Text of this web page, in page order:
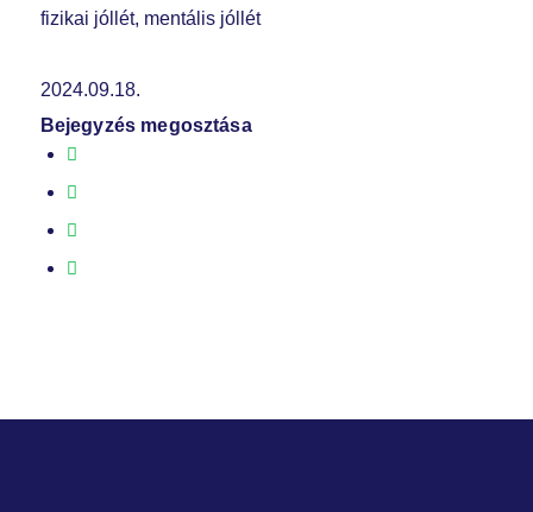
fizikai jóllét, mentális jóllét
2024.09.18.
Bejegyzés megosztása